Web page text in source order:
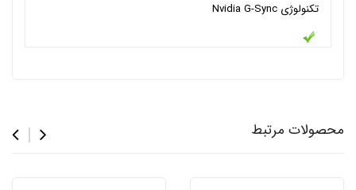
تکنولوژی Nvidia G-Sync
محصولات مرتبط